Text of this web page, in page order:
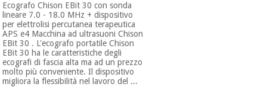
Ecografo Chison EBit 30 con sonda
lineare 7.0 - 18.0 MHz + dispositivo
per elettrolisi percutanea terapeutica
APS e4 Macchina ad ultrasuoni Chison
EBit 30 . L'ecografo portatile Chison
EBit 30 ha le caratteristiche degli
ecografi di fascia alta ma ad un prezzo
molto più conveniente. Il dispositivo
migliora la flessibilità nel lavoro del ...